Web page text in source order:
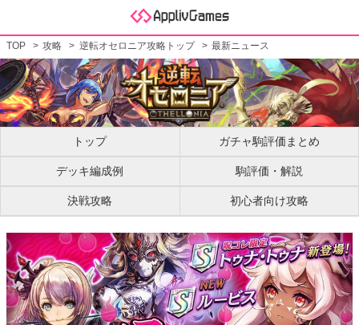
TOP 攻略 逆転オセロニア攻略トップ 最新ニュース
トップ ガチャ駒評価まとめ
デッキ編成例 駒評価・解説
決戦攻略 初心者向け攻略